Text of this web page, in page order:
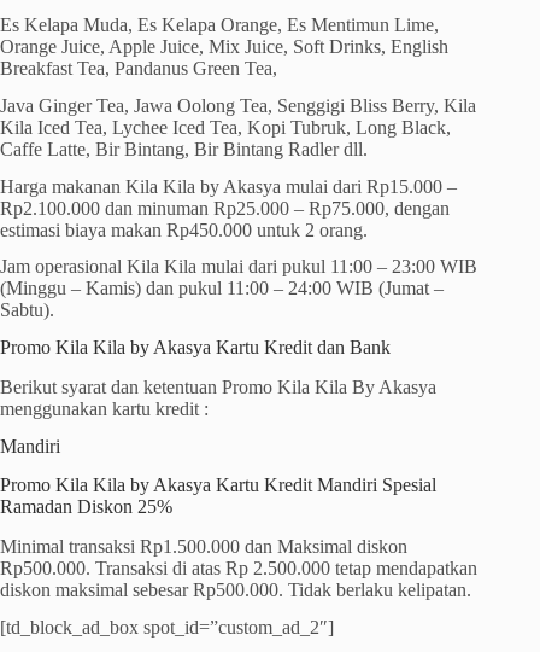
Es Kelapa Muda, Es Kelapa Orange, Es Mentimun Lime,
Orange Juice, Apple Juice, Mix Juice, Soft Drinks, English
Breakfast Tea, Pandanus Green Tea,
Java Ginger Tea, Jawa Oolong Tea, Senggigi Bliss Berry, Kila
Kila Iced Tea, Lychee Iced Tea, Kopi Tubruk, Long Black,
Caffe Latte, Bir Bintang, Bir Bintang Radler dll.
Harga makanan Kila Kila by Akasya mulai dari Rp15.000 –
Rp2.100.000 dan minuman Rp25.000 – Rp75.000, dengan
estimasi biaya makan Rp450.000 untuk 2 orang.
Jam operasional Kila Kila mulai dari pukul 11:00 – 23:00 WIB
(Minggu – Kamis) dan pukul 11:00 – 24:00 WIB (Jumat –
Sabtu).
Promo Kila Kila by Akasya Kartu Kredit dan Bank
Berikut syarat dan ketentuan Promo Kila Kila By Akasya
menggunakan kartu kredit :
Mandiri
Promo Kila Kila by Akasya Kartu Kredit Mandiri Spesial
Ramadan Diskon 25%
Minimal transaksi Rp1.500.000 dan Maksimal diskon
Rp500.000. Transaksi di atas Rp 2.500.000 tetap mendapatkan
diskon maksimal sebesar Rp500.000. Tidak berlaku kelipatan.
[td_block_ad_box spot_id=”custom_ad_2″]